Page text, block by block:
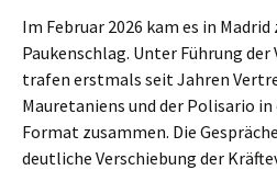
Im Februar 2026 kam es in
Paukenschlag. Unter Führung
trafen erstmals seit Jahren
Mauretaniens und der Polisario
Format zusammen. Die
deutliche Verschiebung der